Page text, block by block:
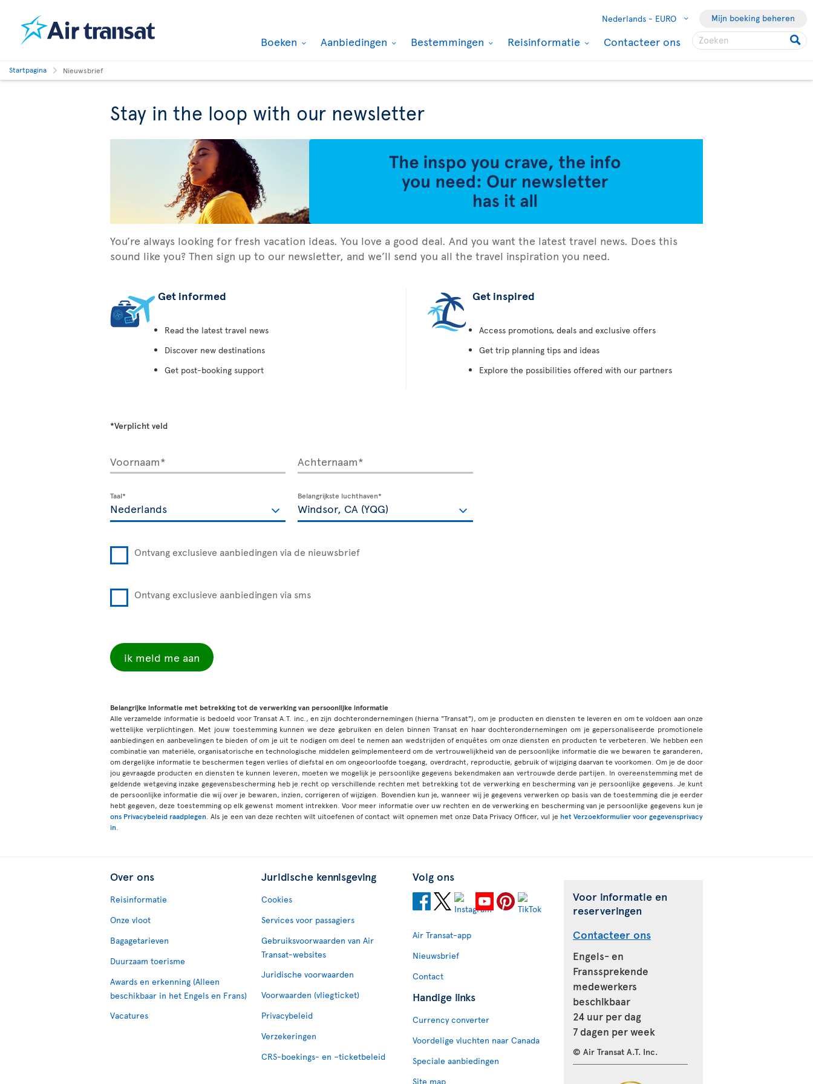
Nederlands - EURO Mijn boeking beheren
Boeken Aanbiedingen Bestemmingen Reisinformatie Contacteer ons
Startpagina Nieuwsbrief
Stay in the loop with our newsletter
You’re always looking for fresh vacation ideas. You love a good deal. And you want the latest travel news. Does this
sound like you? Then sign up to our newsletter, and we’ll send you all the travel inspiration you need.
Get informed
Read the latest travel news
Discover new destinations
Get post-booking support
Get inspired
Access promotions, deals and exclusive offers
Get trip planning tips and ideas
Explore the possibilities offered with our partners
*Verplicht veld
Voornaam* Achternaam*
Taal* Belangrijkste luchthaven*
Ontvang exclusieve aanbiedingen via de nieuwsbrief
Ontvang exclusieve aanbiedingen via sms
ik meld me aan
Belangrijke informatie met betrekking tot de verwerking van persoonlijke informatie
Alle verzamelde informatie is bedoeld voor Transat A.T. inc., en zijn dochterondernemingen (hierna "Transat"), om je producten en diensten te leveren en om te voldoen aan onze
wettelijke verplichtingen. Met jouw toestemming kunnen we deze gebruiken en delen binnen Transat en haar dochterondernemingen om je gepersonaliseerde promotionele
aanbiedingen en aanbevelingen te bieden of om je uit te nodigen om deel te nemen aan wedstrijden of enquêtes om onze diensten en producten te verbeteren. We hebben een
combinatie van materiële, organisatorische en technologische middelen geïmplementeerd om de vertrouwelijkheid van de persoonlijke informatie die we bewaren te garanderen,
om dergelijke informatie te beschermen tegen verlies of diefstal en om ongeoorloofde toegang, overdracht, reproductie, gebruik of wijziging daarvan te voorkomen. Om je de door
jou gevraagde producten en diensten te kunnen leveren, moeten we mogelijk je persoonlijke gegevens bekendmaken aan vertrouwde derde partijen. In overeenstemming met de
geldende wetgeving inzake gegevensbescherming heb je recht op verschillende rechten met betrekking tot de verwerking en bescherming van je persoonlijke gegevens. Je kunt
de persoonlijke informatie die wij over je bewaren, inzien, corrigeren of wijzigen. Bovendien kun je, wanneer wij je gegevens verwerken op basis van de toestemming die je eerder
hebt gegeven, deze toestemming op elk gewenst moment intrekken. Voor meer informatie over uw rechten en de verwerking en bescherming van je persoonlijke gegevens kun je
ons Privacybeleid raadplegen . Als je een van deze rechten wilt uitoefenen of contact wilt opnemen met onze Data Privacy Officer, vul je het Verzoekformulier voor gegevensprivacy
in
Over ons
Reisinformatie
Onze vloot
Bagagetarieven
Duurzaam toerisme
Awards en erkenning (Alleen
beschikbaar in het Engels en Frans)
Vacatures
Juridische kennisgeving
Cookies
Services voor passagiers
Gebruiksvoorwaarden van Air
Transat-websites
Juridische voorwaarden
Voorwaarden (vliegticket)
Privacybeleid
Verzekeringen
CRS-boekings- en –ticketbeleid
Volg ons
Air Transat-app
Nieuwsbrief
Contact
Handige links
Currency converter
Voordelige vluchten naar Canada
Speciale aanbiedingen
Site map
Voor informatie en
reserveringen
Contacteer ons
Engels- en
Franssprekende
medewerkers
beschikbaar
24 uur per dag
7 dagen per week
© Air Transat A.T. Inc.